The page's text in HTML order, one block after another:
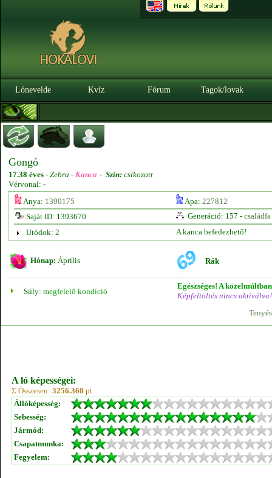
Lónevelde Kvíz Fórum Tagok/lovak
Gongó
17.38 éves - Zebra - Kanca - Szín: csíkozott
Vérvonal: -
Anya: 1390175 Apa: 227812
Saját ID: 1393670
Generáció: 157 - családfa
Utódok: 2
A kanca befedezhető!
Hónap: Április Rák
Súly: megfelelő kondíció
Egészséges! A
Képfeltöltés nincs aktiválva!
A ló képességei:
Σ Összesen: 3256.368 pt
Állóképesség:
Sebesség:
Jármód:
Csapatmunka:
Fegyelem: